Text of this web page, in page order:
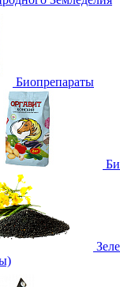
Биопрепараты